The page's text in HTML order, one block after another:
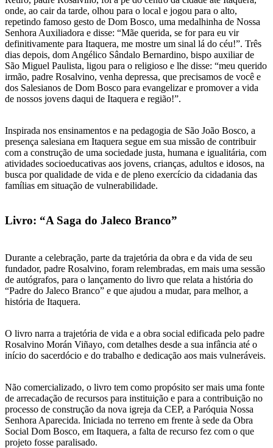
onde, ao cair da tarde, olhou para o local e jogou para o alto,
repetindo famoso gesto de Dom Bosco, uma medalhinha de Nossa
Senhora Auxiliadora e disse: “Mãe querida, se for para eu vir
definitivamente para Itaquera, me mostre um sinal lá do céu!”. Três
dias depois, dom Angélico Sândalo Bernardino, bispo auxiliar de
São Miguel Paulista, ligou para o religioso e lhe disse: “meu querido
irmão, padre Rosalvino, venha depressa, que precisamos de você e
dos Salesianos de Dom Bosco para evangelizar e promover a vida
de nossos jovens daqui de Itaquera e região!”.
Inspirada nos ensinamentos e na pedagogia de São João Bosco, a
presença salesiana em Itaquera segue em sua missão de contribuir
com a construção de uma sociedade justa, humana e igualitária, com
atividades socioeducativas aos jovens, crianças, adultos e idosos, na
busca por qualidade de vida e de pleno exercício da cidadania das
famílias em situação de vulnerabilidade.
Livro: “A Saga do Jaleco Branco”
Durante a celebração, parte da trajetória da obra e da vida de seu
fundador, padre Rosalvino, foram relembradas, em mais uma sessão
de autógrafos, para o lançamento do livro que relata a história do
“Padre do Jaleco Branco” e que ajudou a mudar, para melhor, a
história de Itaquera.
O livro narra a trajetória de vida e a obra social edificada pelo padre
Rosalvino Morán Viñayo, com detalhes desde a sua infância até o
início do sacerdócio e do trabalho e dedicação aos mais vulneráveis.
Não comercializado, o livro tem como propósito ser mais uma fonte
de arrecadação de recursos para instituição e para a contribuição no
processo de construção da nova igreja da CEP, a Paróquia Nossa
Senhora Aparecida. Iniciada no terreno em frente à sede da Obra
Social Dom Bosco, em Itaquera, a falta de recurso fez com o que
projeto fosse paralisado.